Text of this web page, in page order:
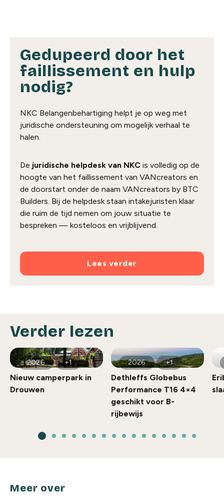
Gedupeerd door het
faillissement en hulp
nodig?
NKC Belangenbehartiging helpt je op weg met
juridische ondersteuning om mogelijk verhaal te
halen.
De juridische helpdesk van NKC is volledig op de
hoogte van het faillissement van VANcreators en
de doorstart onder de naam VANcreators by BTC
Builders. Bij de helpdesk staan intakejuristen klaar
die ruim de tijd nemen om jouw situatie te
bespreken — kosteloos en vrijblijvend.
Lees verder
Verder lezen
2026 +1
Nieuw camperpark in
Drouwen
2026 +1
Dethleffs Globebus
Performance T16 4×4
geschikt voor B-
rijbewijs
Meer over